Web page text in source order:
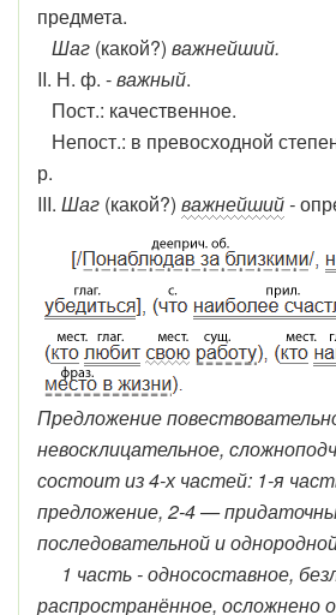
предмета.
Шаг (какой?) важнейший.
II. Н. ф. -важный.
Пост.: качественное.
Непост.: в превосходной
р.
III. Шаг (какой?) важнейший-
Предложение
невосклицательное,
состоит из 4-х частей: 1-я
предложение, 2-4 —
последовательной и
1 часть - односоставное,
распространённое, осложнено